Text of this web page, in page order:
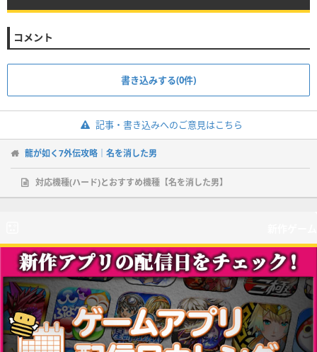
コメント
書き込みする(0件)
記事・書き込みへのご意見はこちら
龍が如く7外伝攻略｜名を消した男
対応機種(ハード)とおすすめ機種【名を消した男】